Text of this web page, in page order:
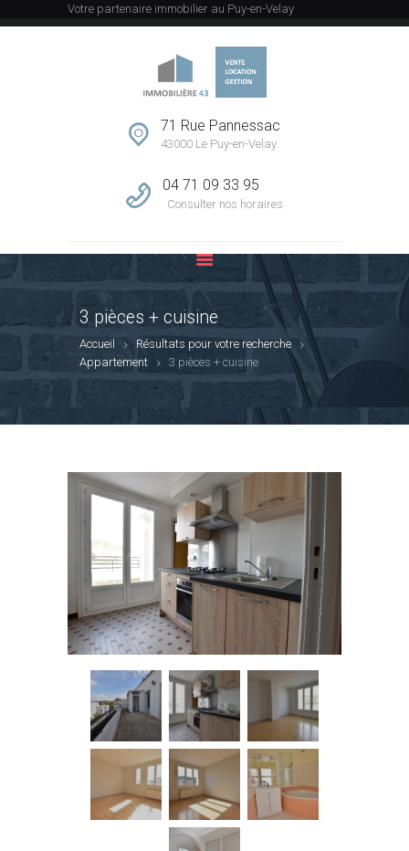
Votre partenaire immobilier au Puy-en-Velay
71 Rue Pannessac
43000 Le Puy-en-Velay
04 71 09 33 95
Consulter nos horaires
3 pièces + cuisine
Accueil
Résultats pour votre recherche
Appartement
3 pièces + cuisine
ACCUEIL
L’AGENCE
VENTE
LOCATION
GESTION